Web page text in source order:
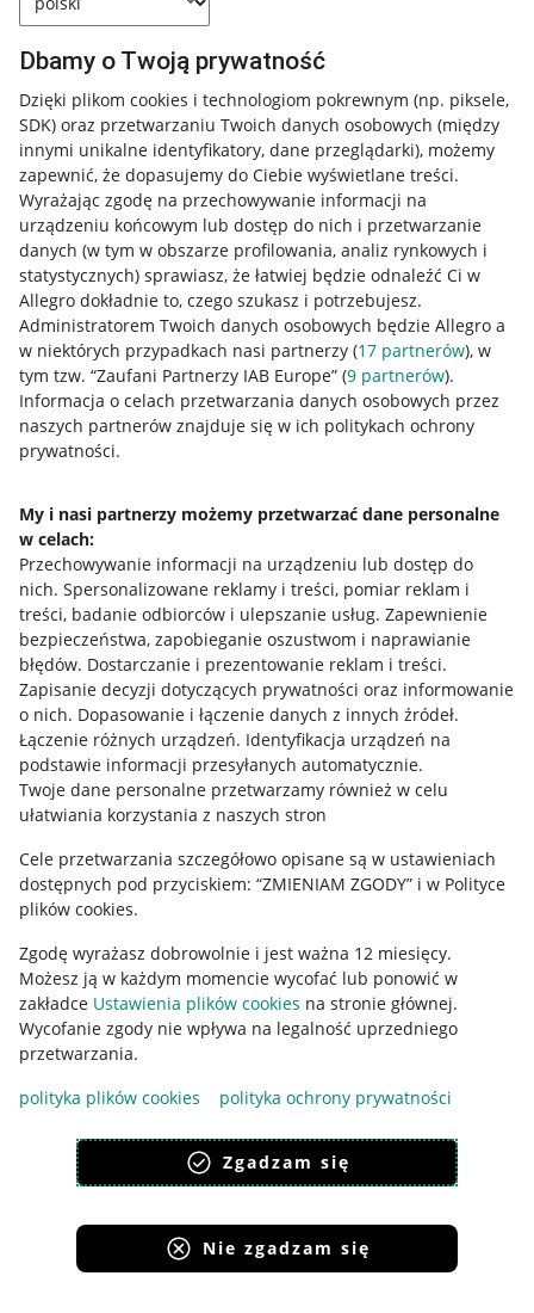
Dbamy o Twoją prywatność
Dzięki plikom cookies i technologiom pokrewnym (np. piksele,
SDK) oraz przetwarzaniu Twoich danych osobowych (między
innymi unikalne identyfikatory, dane przeglądarki), możemy
zapewnić, że dopasujemy do Ciebie wyświetlane treści.
Wyrażając zgodę na przechowywanie informacji na
urządzeniu końcowym lub dostęp do nich i przetwarzanie
danych (w tym w obszarze profilowania, analiz rynkowych i
statystycznych) sprawiasz, że łatwiej będzie odnaleźć Ci w
Allegro dokładnie to, czego szukasz i potrzebujesz.
Administratorem Twoich danych osobowych będzie Allegro a
w niektórych przypadkach nasi partnerzy (17 partnerów), w
tym tzw. “Zaufani Partnerzy IAB Europe” (9 partnerów).
Informacja o celach przetwarzania danych osobowych przez
naszych partnerów znajduje się w ich politykach ochrony
prywatności.
My i nasi partnerzy możemy przetwarzać dane personalne
w celach:
Przechowywanie informacji na urządzeniu lub dostęp do
nich. Spersonalizowane reklamy i treści, pomiar reklam i
treści, badanie odbiorców i ulepszanie usług. Zapewnienie
bezpieczeństwa, zapobieganie oszustwom i naprawianie
błędów. Dostarczanie i prezentowanie reklam i treści.
Zapisanie decyzji dotyczących prywatności oraz informowanie
o nich. Dopasowanie i łączenie danych z innych źródeł.
Łączenie różnych urządzeń. Identyfikacja urządzeń na
podstawie informacji przesyłanych automatycznie.
Twoje dane personalne przetwarzamy również w celu
ułatwiania korzystania z naszych stron
Cele przetwarzania szczegółowo opisane są w ustawieniach
dostępnych pod przyciskiem: “ZMIENIAM ZGODY” i w Polityce
plików cookies.
Zgodę wyrażasz dobrowolnie i jest ważna 12 miesięcy.
Możesz ją w każdym momencie wycofać lub ponowić w
zakładce Ustawienia plików cookies na stronie głównej.
Wycofanie zgody nie wpływa na legalność uprzedniego
przetwarzania.
polityka plików cookies
polityka ochrony prywatności
Zgadzam się
Nie zgadzam się
Przydatne informacje
Jak to działa
Allegro Gadane dla sprzedających
Allegro Gadane dla kupujących
Mapa miejscowości
Informacje prawne
Regulamin
Polityka plików "cookies"
Ustawienia plików "cookies"
Udostępnianie lokalizacji
Informacje dla Aktu o Usługach Cyfrowych
Pobierz aplikację
Korzystanie z serwisu oznacza akceptacjęregulaminu